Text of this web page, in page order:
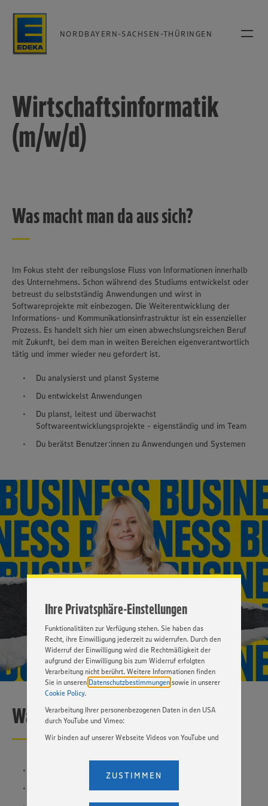
Ihre Privatsphäre-Einstellungen
Wir setzen Cookies und andere Technologien ein, um Ihnen
ein bestmögliches Nutzungserlebnis unserer Website zu
ermöglichen. Wir verwenden Ihre Daten, um unsere
Website zu personalisieren und Ihnen möglichst relevante
Inhalte anzubieten. Ihre Einwilligung in die Nutzung von
Cookies und anderer Technologien ist freiwillig und kann
„EINSTELLUNGEN ÄNDERN”. Bitte beachten Sie, dass auf
Basis Ihrer Einstellungen ggf. nicht mehr alle
Funktionalitäten zur Verfügung stehen. Sie haben das
Recht, ihre Einwilligung jederzeit zu widerrufen. Durch den
Widerruf der Einwilligung wird die Rechtmäßigkeit der
aufgrund der Einwilligung bis zum Widerruf erfolgten
Verarbeitung nicht berührt. Weitere Informationen finden
Sie in unseren Datenschutzbestimmungen sowie in unserer
Cookie Policy.
Verarbeitung Ihrer personenbezogenen Daten in den USA
durch YouTube und Vimeo:
Wir binden auf unserer Webseite Videos von YouTube und
Einstellungen bezüglich YouTube und Vimeo zu ändern,
ein, dass Ihre Daten (IP-Adresse, Zeitstempel, ggf.
Nutzerverhalten auf unserer Webseite) an die Anbieter der
Dienste YouTube und Vimeo in den USA übermittelt und
ZUSTIMMEN
NORDBAYERN-SACHSEN-THÜRINGEN
Wirtschaftsinformatik
(m/w/d)
Was macht man da aus sich?
Im Fokus steht der reibungslose Fluss von Informationen innerhalb
des Unternehmens. Schon während des Studiums entwickelst oder
betreust du selbstständig Anwendungen und wirst in
Softwareprojekte mit einbezogen. Die Weiterentwicklung der
Informations- und Kommunikationsinfrastruktur ist ein essenzieller
Prozess. Es handelt sich hier um einen abwechslungsreichen Beruf
mit Zukunft, bei dem man in weiten Bereichen eigenverantwortlich
tätig und immer wieder neu gefordert ist.
Du analysierst und planst Systeme
Du entwickelst Anwendungen
Du planst, leitest und überwachst
Softwareentwicklungsprojekte - eigenständig und im Team
Du berätst Benutzer:innen zu Anwendungen und Systemen
Was sollte man dafür mitbringen?
Hochschulreife (Abitur/Fachabitur)
Konzentrationsfähigkeit